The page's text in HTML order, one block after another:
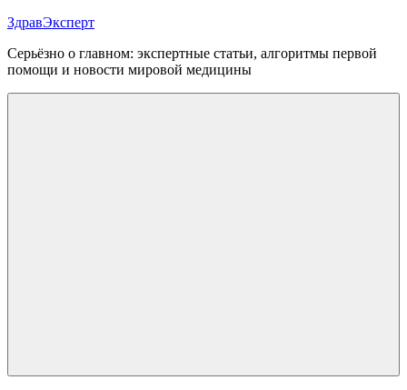
Перейти
содержимому
ЗдравЭксперт
Серьёзно о главном: экспертные статьи, алгоритмы первой
помощи и новости мировой медицины